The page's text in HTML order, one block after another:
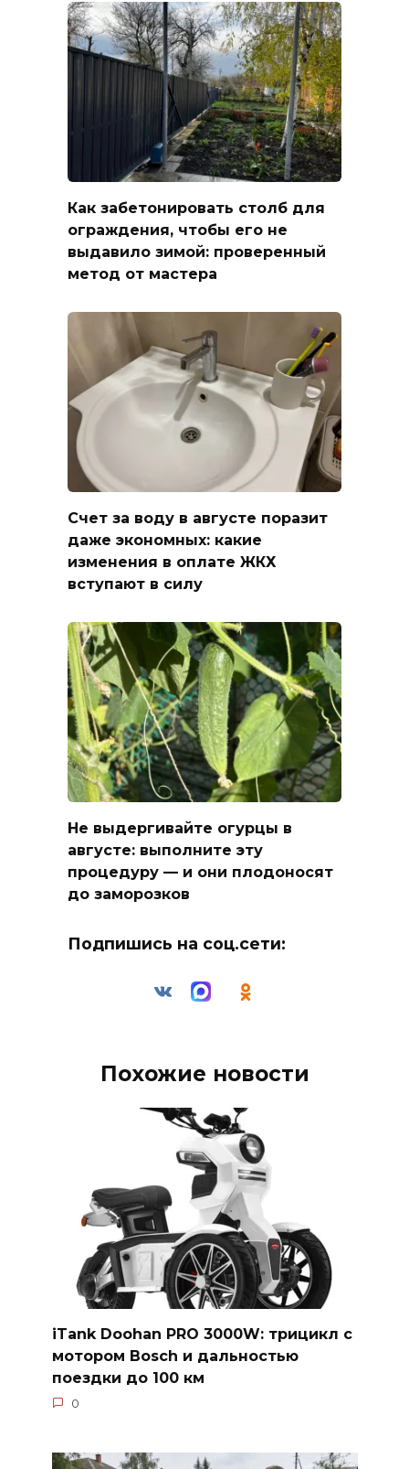
Как забетонировать столб для
ограждения, чтобы его не
выдавило зимой: проверенный
метод от мастера
Счет за воду в августе поразит
даже экономных: какие
изменения в оплате ЖКХ
вступают в силу
Не выдергивайте огурцы в
августе: выполните эту
процедуру — и они плодоносят
до заморозков
Подпишись на соц.сети:
Похожие новости
iTank Doohan PRO 3000W: трицикл с
мотором Bosch и дальностью
поездки до 100 км
0